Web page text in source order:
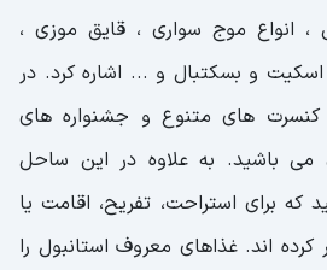
، انواع موج سواری ، قایق موزی ،
اسکیت و بسکتبال و ... اشاره کرد. در
های متنوع و جشنواره های
می باشید. به علاوه در این ساحل
که برای استراحت، تفریح، اقامت یا
کرده اند. غذاهای معروف استانبول را